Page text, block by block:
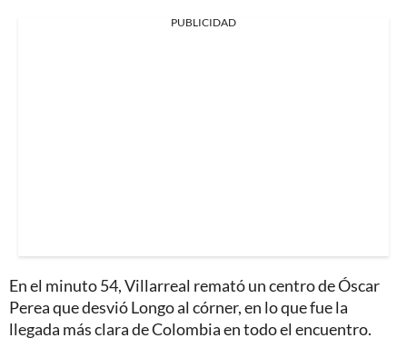
PUBLICIDAD
En el minuto 54, Villarreal remató un centro de Óscar
Perea que desvió Longo al córner, en lo que fue la
llegada más clara de Colombia en todo el encuentro.